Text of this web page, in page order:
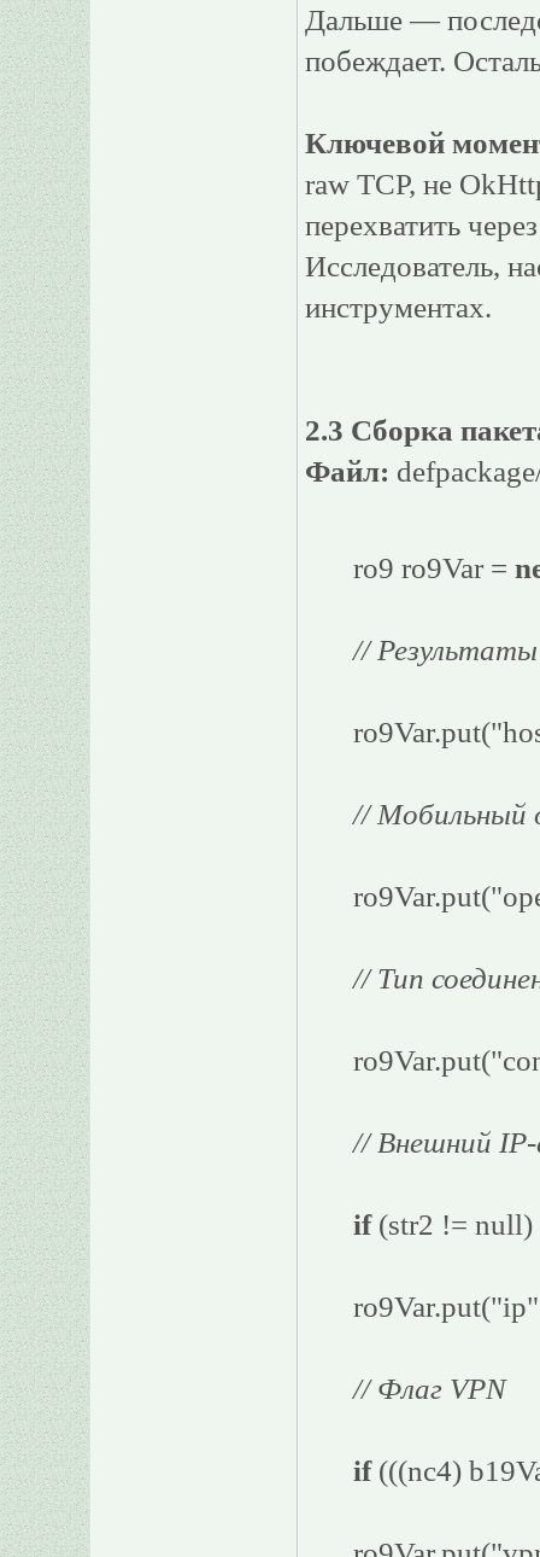
Дальше —
побеждает.
Ключевой
raw TCP, не
перехватить
Исследователь,
инструментах.
2.3 Сборка
Файл:
ro9 ro9Var =
//
// Мобильный
// Тип
// Внешний IP-
if(str2 !=
// Флаг VPN
if(((nc4)